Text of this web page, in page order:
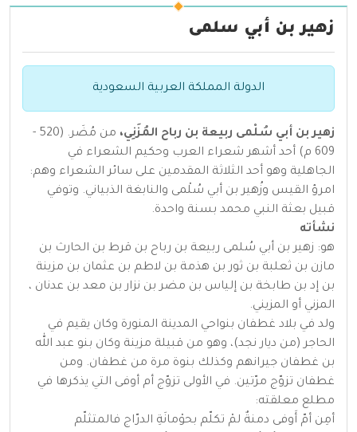
زهير بن أبي سلمى
الدولة المملكة العربية السعودية
زهير بن أبي سُلْمى ربيعة بن رباح المُزَنِي،
من مُضَر. (520 -
609 م) أحد أشهر شعراء العرب وحكيم الشعراء في
الجاهلية وهو أحد الثلاثة المقدمين على سائر الشعراء وهم:
امرؤ القيس وزُهير بن أبي سُلْمى والنابغة الذبياني. وتوفي
قبيل بعثة النبي محمد بسنة واحدة.
نشأته
هو: زهير بن أبي سُلمى ربيعة بن رباح بن قرط بن الحارث بن
مازن بن ثعلبة بن ثور بن هذمة بن لاطم بن عثمان بن مزينة
بن إد بن طابخة بن إلياس بن مضر بن نزار بن معد بن عدنان ،
المزني أو المزيني.
ولد في بلاد غطفان بنواحي المدينة المنورة وكان يقيم في
الحاجر (من ديار نجد)، وهو من قبيلة مزينة وكان بنو عبد الله
بن غطفان جيرانهم وكذلك بنوة مرة من غطفان. ومن
غطفان تزوّج مرّتين. في الأولى تزوّج أم أوفى التي يذكرها في
مطلع معلقته:
أمِن أمّ أَوفى دمنةٌ لمْ تكلّم بحوْمانَةِ الدرّاج فالمتثلّم